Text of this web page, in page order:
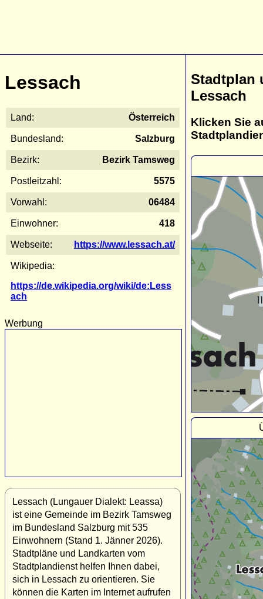
Lessach
Land: Österreich
Bundesland: Salzburg
Bezirk: Bezirk Tamsweg
Postleitzahl: 5575
Vorwahl: 06484
Einwohner: 418
Webseite: https://www.lessach.at/
Wikipedia:
https://de.wikipedia.org/wiki/de:Less
ach
Werbung
Lessach (Lungauer Dialekt: Leassa)
ist eine Gemeinde im Bezirk Tamsweg
im Bundesland Salzburg mit 535
Einwohnern (Stand 1. Jänner 2026).
Stadtpläne und Landkarten vom
Stadtplandienst helfen Ihnen dabei,
sich in Lessach zu orientieren. Sie
können die Karten im Internet aufrufen
Stadtplan
Lessach
Klicken Sie